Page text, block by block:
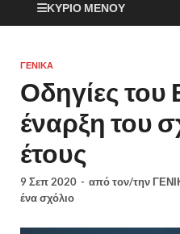
ΚΎΡΙΟ ΜΕΝΟΎ
ΓΕΝΙΚΆ
Οδηγίες του
έναρξη του
έτους
9 Σεπ 2020 - από τον/την
ένα σχόλιο